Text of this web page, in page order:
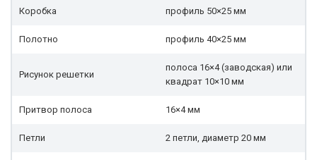
Коробка профиль 50×25 мм
Полотно профиль 40×25 мм
Рисунок решетки
полоса 16×4 (заводская) или
квадрат 10×10 мм
Притвор полоса 16×4 мм
Петли 2 петли, диаметр 20 мм